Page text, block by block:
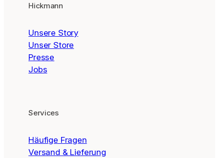
Hickmann
Unsere Story
Unser Store
Presse
Jobs
Services
Häufige Fragen
Versand & Lieferung